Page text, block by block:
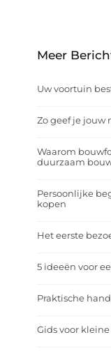
Meer
Uw voortuin
Zo geef je jouw
Waarom
duurzaam
Persoonlijke
kopen
Het eerste
5 ideeën voor
Praktische
Gids voor